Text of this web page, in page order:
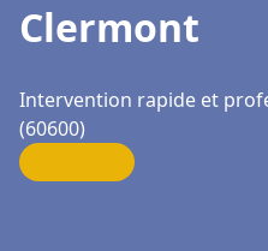
Clermont
Intervention rapide et
(60600)